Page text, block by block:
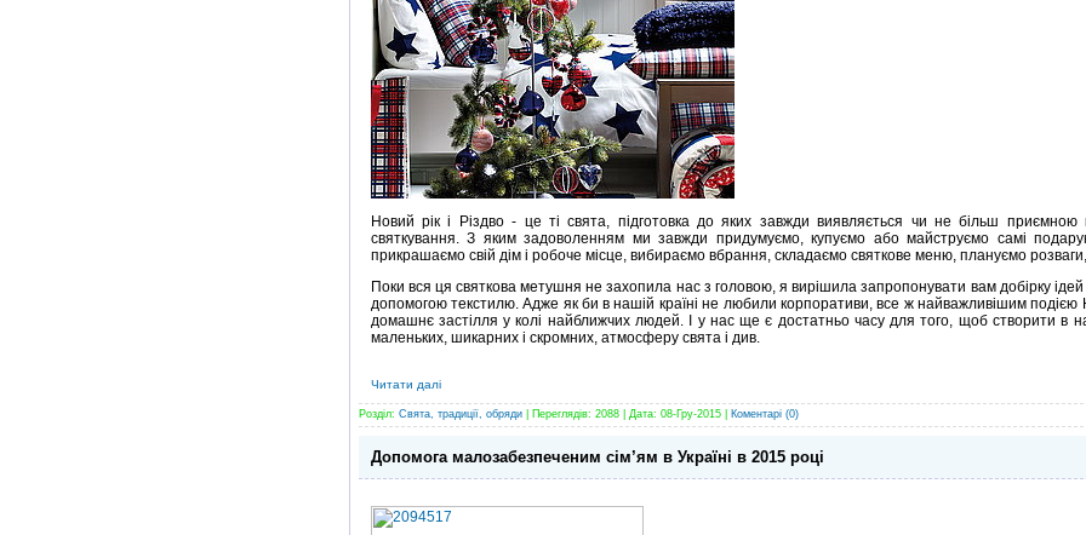
Новий рік і Різдво - це ті свята, підготовка до яких завжди виявляється чи не більш
святкування. З яким задоволенням ми завжди придумуємо, купуємо або майструємо самі
прикрашаємо свій дім і робоче місце, вибираємо вбрання, складаємо святкове меню, плануємо
Поки вся ця святкова метушня не захопила нас з головою, я вирішила запропонувати вам добірку
допомогою текстилю. Адже як би в нашій країні не любили корпоративи, все ж найважливішим подією
домашнє застілля у колі найближчих людей. І у нас ще є достатньо часу для того, щоб створити в
маленьких, шикарних і скромних, атмосферу свята і див.
Читати далі
Розділ: Свята, традиції, обряди| Переглядів: 2088 | Дата: 08-Гру-2015| Коментарі (0)
Допомога малозабезпеченим сім’ям в Україні в 2015 році